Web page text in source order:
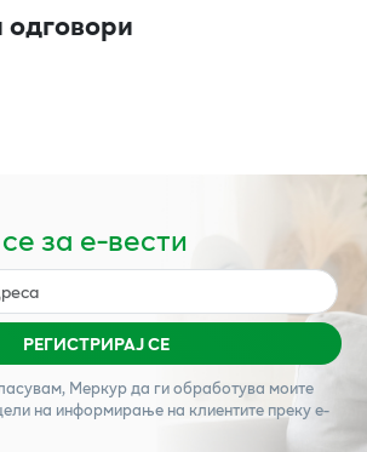
за е-вести
РЕГИСТРИРАЈ СЕ
Меркурда ги обработува моите
на информирање на клиентите преку е-